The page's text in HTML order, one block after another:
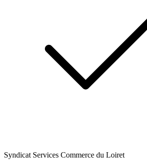
Syndicat Services Commerce du Loiret